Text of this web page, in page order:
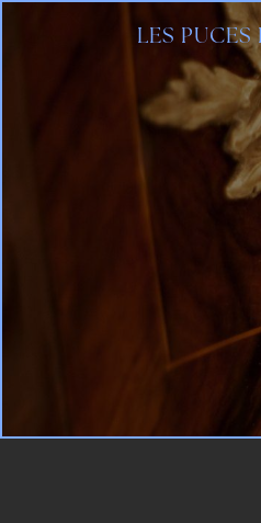
LES PUCES
Panneau de gestion des cookies